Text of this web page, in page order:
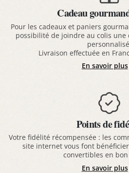
Cadeau
Pour les cadeaux et paniers
possibilité de joindre au colis une
Livraison effectuée en
En savoir plus
Points de
Votre fidélité récompensée : les
site internet vous font
convertibles en bon
En savoir plus